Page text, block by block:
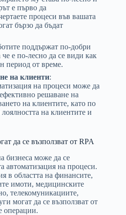
е първо да
процеси във вашата
бързо да бъдат
поддържат по-добри
че е по-лесно да се види как
период от време.
на клиенти:
на процеси може да
решаване на
на клиентите, като по
на клиентите и
да се възползват от RPA
бизнеса може да се
автоматизация на процеси.
в областта на финансите,
имоти, медицинските
телекомуникациите,
могат да се възползват от
операции.